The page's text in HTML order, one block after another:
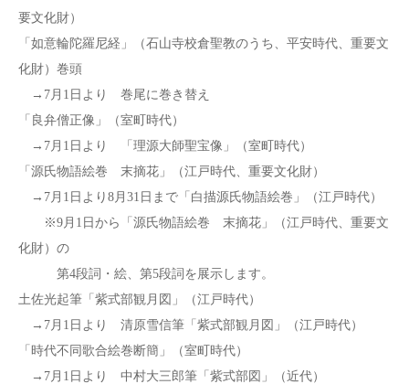
要文化財）
「如意輪陀羅尼経」（石山寺校倉聖教のうち、平安時代、重要文
化財）巻頭
→7月1日より 巻尾に巻き替え
「良弁僧正像」（室町時代）
→7月1日より 「理源大師聖宝像」（室町時代）
「源氏物語絵巻 末摘花」（江戸時代、重要文化財）
→7月1日より8月31日まで「白描源氏物語絵巻」（江戸時代）
※9月1日から「源氏物語絵巻 末摘花」（江戸時代、重要文
化財）の
第4段詞・絵、第5段詞を展示します。
土佐光起筆「紫式部観月図」（江戸時代）
→7月1日より 清原雪信筆「紫式部観月図」（江戸時代）
「時代不同歌合絵巻断簡」（室町時代）
→7月1日より 中村大三郎筆「紫式部図」（近代）